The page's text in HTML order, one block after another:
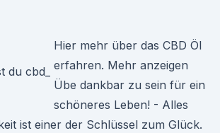
Hier mehr über das CBD Öl
erfahren. Mehr anzeigen
Übe dankbar zu sein für ein
schöneres Leben! - Alles
ist einer der Schlüssel zum Glück.